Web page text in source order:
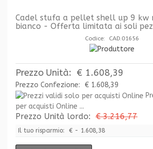
Cadel stufa a pellet shell up 9 kw
bianco - Offerta limitata ai soli
Codice: CAD.01656
Prezzo Unità: € 1.608,39
Prezzo Confezione:
€ 1.608,39
per acquisti Online ...
Prezzo Unità lordo: € 3.216,77
Il tuo risparmio: € - 1.608,38